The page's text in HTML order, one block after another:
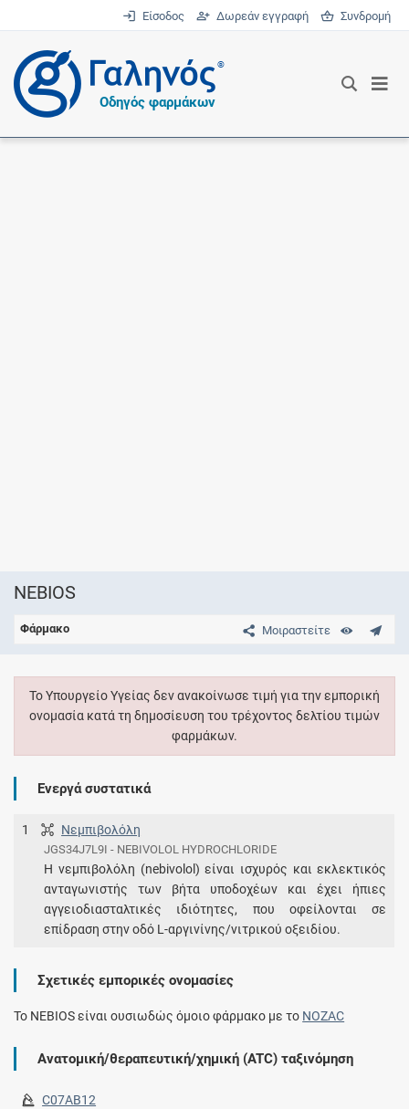
Είσοδος Δωρεάν εγγραφή Συνδρομή
®
Οδηγός φαρμάκων
NEBIOS
Μοιραστείτε
Φάρμακο
Το Υπουργείο Υγείας δεν ανακοίνωσε τιμή για την εμπορική
ονομασία κατά τη δημοσίευση του τρέχοντος δελτίου τιμών
φαρμάκων.
Ενεργά συστατικά
1 Νεμπιβολόλη
JGS34J7L9I - NEBIVOLOL HYDROCHLORIDE
Η νεμπιβολόλη (nebivolol) είναι ισχυρός και εκλεκτικός
ανταγωνιστής των βήτα υποδοχέων και έχει ήπιες
αγγειοδιασταλτικές ιδιότητες, που οφείλονται σε
επίδραση στην οδό L-αργινίνης/νιτρικού οξειδίου.
Σχετικές εμπορικές ονομασίες
To NEBIOS είναι ουσιωδώς όμοιο φάρμακο με το NOZAC
Ανατομική/θεραπευτική/χημική (ATC) ταξινόμηση
C07AB12